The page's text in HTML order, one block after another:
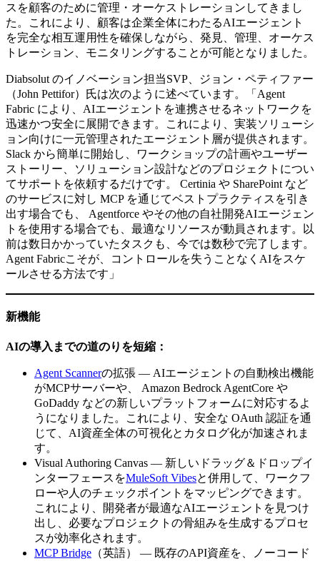
スを顧客のために管理・オーケストレーションしてきまし
た。これにより、顧客は企業全体にわたるAIエージェント
を完全な相互運用性を確保しながら、発見、管理、オーケス
トレーション、モニタリングすることが可能となりました。
Diabsolut のイノベーション担当SVP、ジョン・ペティファー
（John Pettifor）氏は次のように述べています。「Agent
Fabric により、AIエージェントを連携させるネットワークを
迅速かつ安全に展開できます。これにより、実装ソリューシ
ョン向けに一元管理されたエージェント層が提供されます。
Slack から簡単に開始し、ワークショップの計画やユーザー
ストーリー、ソリューション設計などのプロジェクトについ
てサポートを依頼するだけです。 Certinia や SharePoint など
のサービスに対し MCP を通じてベストプラクティスを引き
出す場合でも、 Agentforce やその他の自社開発AIエージェン
トを使用する場合でも、最適なリソースが動員されます。以
前は数日かかっていたタスクも、今では数秒で完了します。
Agent Fabricこそが、コントロールを失うことなくAIをスケ
ールさせる方法です」
新機能
AIの導入までの道のりを短縮：
Agent Scannerの拡張 — AIエージェントの自動検出機能
がMCPサーバーや、 Amazon Bedrock AgentCore や
GoDaddy などの新しいプラットフォームに対応するよ
うになりました。これにより、安全な OAuth 認証を通
じて、AI資産全体の可視化とカタログ化が加速されま
す。
Visual Authoring Canvas — 新しいドラッグ＆ドロップイ
ンターフェースをMuleSoft Vibesと併用して、ワークフ
ローや人のチェックポイントをマッピングできます。
これにより、開発者が最適なAIエージェントを見つけ
出し、必要なプロジェクトの骨組みを生成するプロセ
スが効率化されます。
MCP Bridge （英語） — 既存のAPI資産を、ノーコード